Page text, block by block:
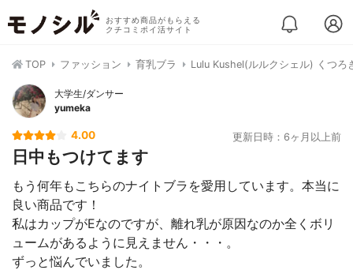
おすすめ商品がもらえる
クチコミポイ活サイト
TOP ファッション 育乳ブラ Lulu Kushel(ルルクシェル) くつろ
大学生/ダンサー
yumeka
4.00 更新日時：6ヶ月以上前
日中もつけてます
もう何年もこちらのナイトブラを愛用しています。本当に
良い商品です！
私はカップがEなのですが、離れ乳が原因なのか全くボリ
ュームがあるように見えません・・・。
ずっと悩んでいました。